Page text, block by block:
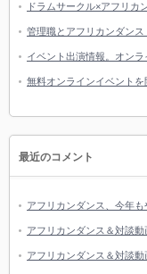
ドラムサークル×アフリ
管理職とアフリカンダンス
イベント出演情報。オン
無料オンラインイベントを
最近のコメント
アフリカンダンス、今年も
アフリカンダンス＆対談動
アフリカンダンス＆対談動